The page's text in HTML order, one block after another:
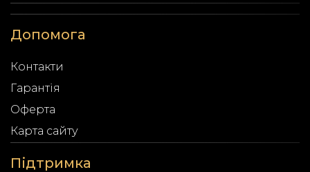
Допомога
Контакти
Гарантія
Оферта
Карта сайту
Підтримка